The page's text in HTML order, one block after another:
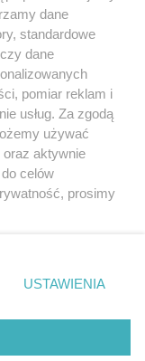
dane
standardowe
dane
pomiar reklam i
usług. Za zgodą
używać
oraz aktywnie
celów
prosimy
rogu strony
nie wymagają
miały
USTAWIENIA